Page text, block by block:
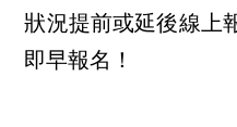
狀況提前或延後線上
即早報名！